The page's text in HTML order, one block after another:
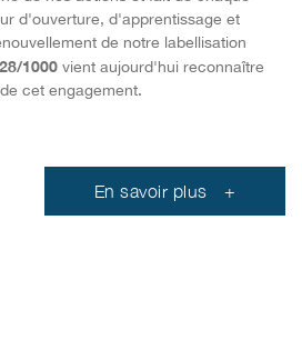
d'ouverture, d'apprentissage et
de notre labellisation
1000 vient aujourd'hui reconnaître
cet engagement.
En savoir plus +